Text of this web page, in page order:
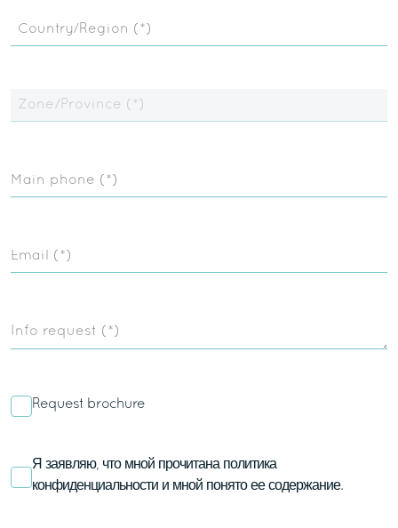
Country/Region (*)
Zone/Province (*)
Main phone (*)
Email (*)
Info request (*)
Request brochure
Я заявляю, что мной прочитана политика
конфиденциальности и мной понято ее содержание.